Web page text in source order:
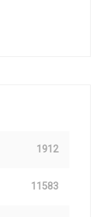
1912
11583